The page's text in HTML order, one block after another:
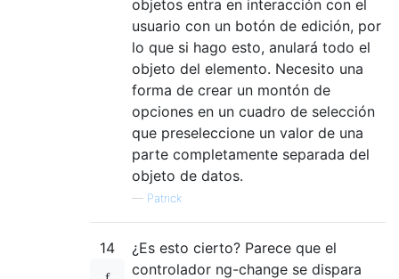
objetos entra en interacción con el
usuario con un botón de edición, por
lo que si hago esto, anulará todo el
objeto del elemento. Necesito una
forma de crear un montón de
opciones en un cuadro de selección
que preseleccione un valor de una
parte completamente separada del
objeto de datos.
— Patrick
14
¿Es esto cierto? Parece que el
controlador ng-change se dispara